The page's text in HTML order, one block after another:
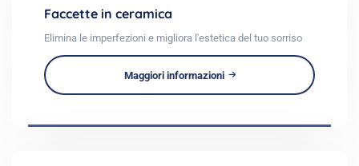
Faccette in ceramica
Elimina le imperfezioni e migliora l'estetica del tuo sorriso
Maggiori informazioni